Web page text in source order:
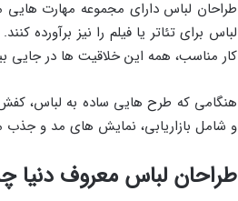
طراحان لباس دارای مجموعه مهارت
لباس برای تئاتر یا فیلم را نیز برآورده
کار مناسب، همه این خلاقیت ها در جایی
هنگامی که طرح هایی ساده به لباس،
و شامل بازاریابی، نمایش های مد و
طراحان لباس معروف دنیا